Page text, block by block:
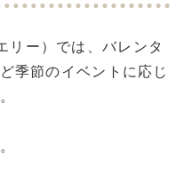
ー）では、バレンタ
季節のイベントに応じ